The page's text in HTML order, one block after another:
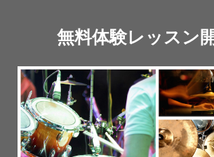
無料体験レッスン